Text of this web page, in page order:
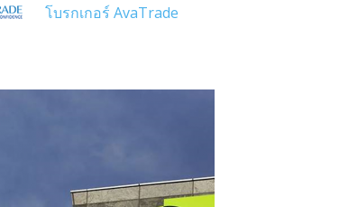
โบรกเกอร์ AvaTrade